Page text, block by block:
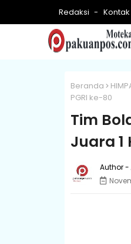
Redaksi
Beranda
PGRI ke-80
Tim
Juara 1